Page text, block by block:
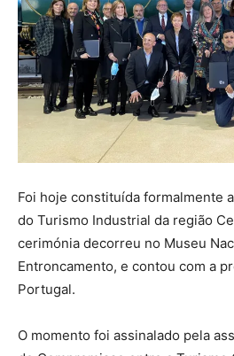
Foi hoje constituída formalmente
do Turismo Industrial da região
cerimónia decorreu no Museu
Entroncamento, e contou com a
Portugal.
O momento foi assinalado pela